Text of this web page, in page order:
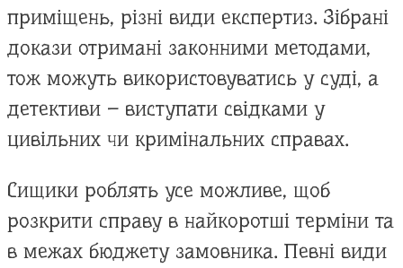
приміщень, різні види експертиз. Зібрані
докази отримані законними методами,
тож можуть використовуватись у суді, а
детективи – виступати свідками у
цивільних чи кримінальних справах.
Сищики роблять усе можливе, щоб
розкрити справу в найкоротші терміни та
в межах бюджету замовника. Певні види